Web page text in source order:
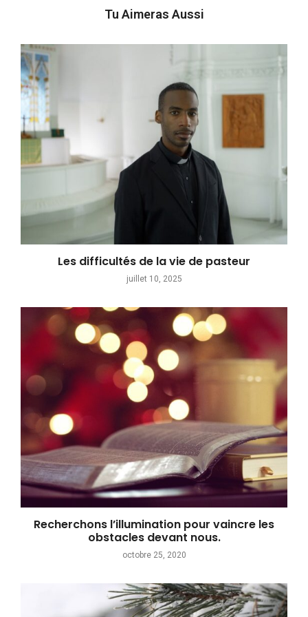
Tu Aimeras Aussi
Les difficultés de la vie de pasteur
juillet 10, 2025
Recherchons l’illumination pour vaincre les
obstacles devant nous.
octobre 25, 2020